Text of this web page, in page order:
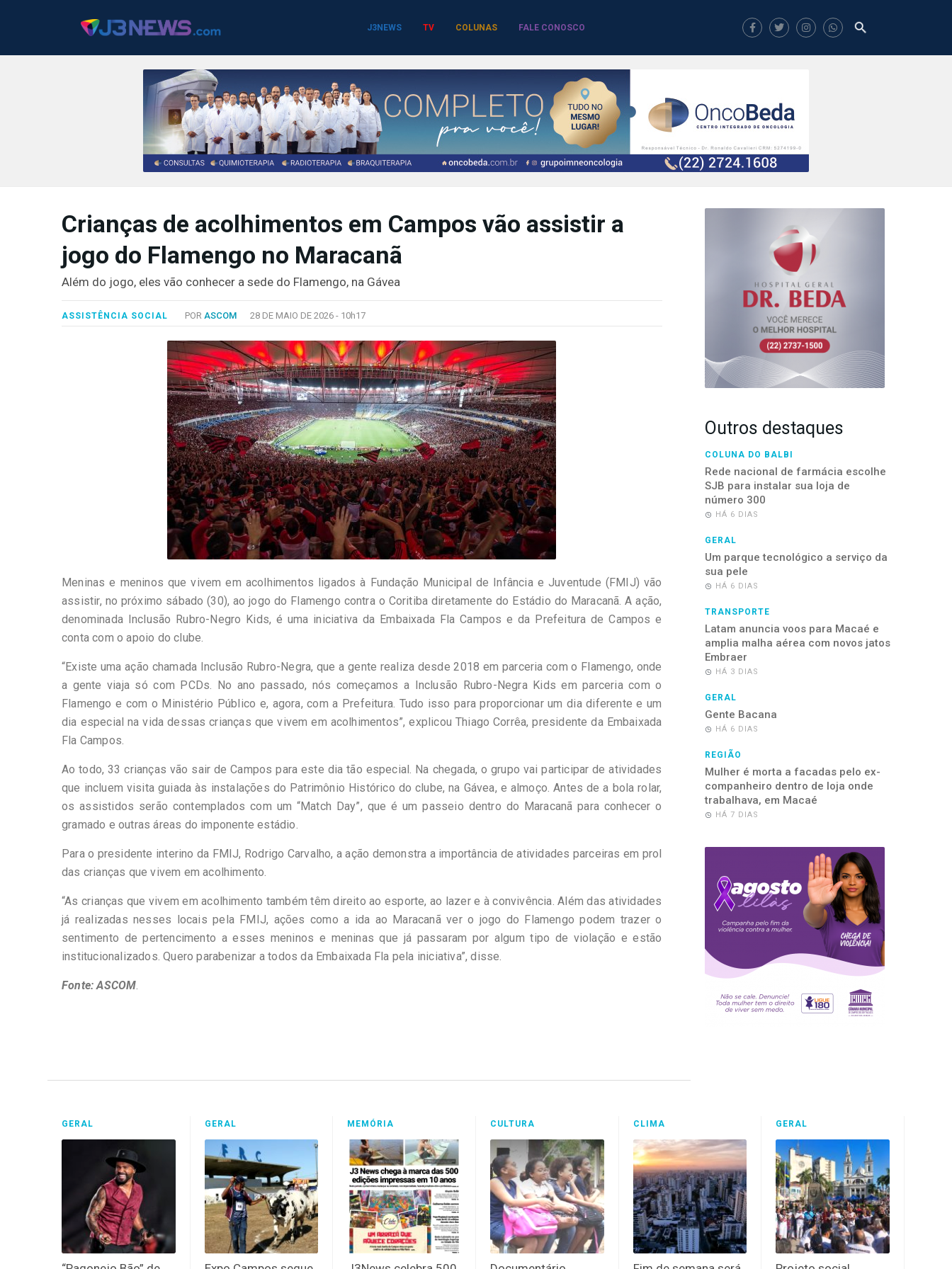
J3NEWS TV COLUNAS FALE CONOSCO
Crianças de acolhimentos em Campos vão assistir a
jogo do Flamengo no Maracanã
Além do jogo, eles vão conhecer a sede do Flamengo, na Gávea
ASSISTÊNCIA SOCIAL POR ASCOM 28 DE MAIO DE 2026 - 10h17
Meninas e meninos que vivem em acolhimentos ligados à Fundação Municipal de Infância e Juventude (FMIJ) vão
assistir, no próximo sábado (30), ao jogo do Flamengo contra o Coritiba diretamente do Estádio do Maracanã. A ação,
denominada Inclusão Rubro-Negro Kids, é uma iniciativa da Embaixada Fla Campos e da Prefeitura de Campos e
conta com o apoio do clube.
“Existe uma ação chamada Inclusão Rubro-Negra, que a gente realiza desde 2018 em parceria com o Flamengo, onde
a gente viaja só com PCDs. No ano passado, nós começamos a Inclusão Rubro-Negra Kids em parceria com o
Flamengo e com o Ministério Público e, agora, com a Prefeitura. Tudo isso para proporcionar um dia diferente e um
dia especial na vida dessas crianças que vivem em acolhimentos”, explicou Thiago Corrêa, presidente da Embaixada
Fla Campos.
Ao todo, 33 crianças vão sair de Campos para este dia tão especial. Na chegada, o grupo vai participar de atividades
que incluem visita guiada às instalações do Patrimônio Histórico do clube, na Gávea, e almoço. Antes de a bola rolar,
os assistidos serão contemplados com um “Match Day”, que é um passeio dentro do Maracanã para conhecer o
gramado e outras áreas do imponente estádio.
Para o presidente interino da FMIJ, Rodrigo Carvalho, a ação demonstra a importância de atividades parceiras em prol
das crianças que vivem em acolhimento.
“As crianças que vivem em acolhimento também têm direito ao esporte, ao lazer e à convivência. Além das atividades
já realizadas nesses locais pela FMIJ, ações como a ida ao Maracanã ver o jogo do Flamengo podem trazer o
sentimento de pertencimento a esses meninos e meninas que já passaram por algum tipo de violação e estão
institucionalizados. Quero parabenizar a todos da Embaixada Fla pela iniciativa”, disse.
Fonte: ASCOM.
Outros destaques
COLUNA DO BALBI
Rede nacional de farmácia escolhe
SJB para instalar sua loja de
número 300
HÁ 6 DIAS
GERAL
Um parque tecnológico a serviço da
sua pele
HÁ 6 DIAS
TRANSPORTE
Latam anuncia voos para Macaé e
amplia malha aérea com novos jatos
Embraer
HÁ 3 DIAS
GERAL
Gente Bacana
HÁ 6 DIAS
REGIÃO
Mulher é morta a facadas pelo ex-
companheiro dentro de loja onde
trabalhava, em Macaé
HÁ 7 DIAS
GERAL GERAL MEMÓRIA CULTURA CLIMA GERAL